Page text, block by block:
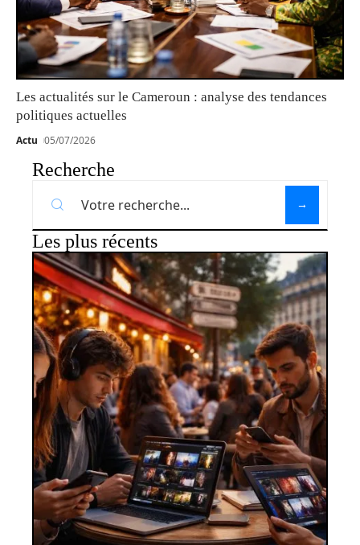
Les actualités sur le Cameroun : analyse des tendances
politiques actuelles
Actu 05/07/2026
Recherche
Les plus récents